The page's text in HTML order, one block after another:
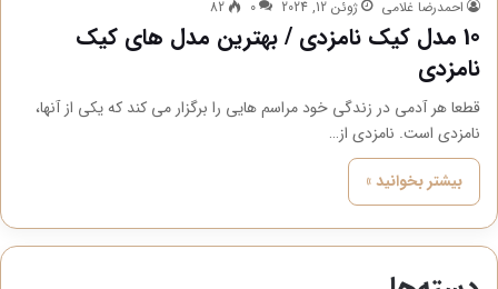
احمدرضا غلامی ژوئن 12, 2024 0
82
10 مدل کیک نامزدی / بهترین مدل های کیک
نامزدی
قطعا هر آدمی در زندگی خود مراسم هایی را برگزار می کند که یکی از آنها،
نامزدی است. نامزدی از…
بیشتر بخوانید »